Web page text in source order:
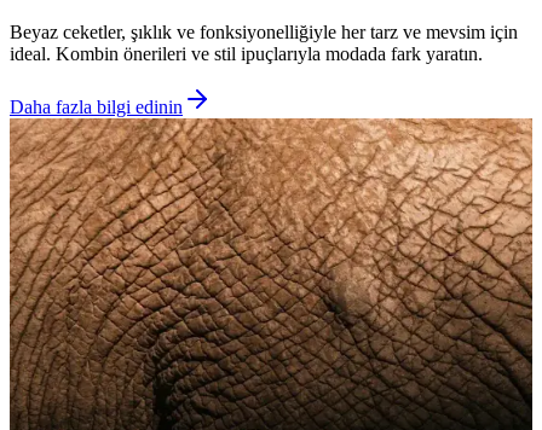
Beyaz ceketler, şıklık ve fonksiyonelliğiyle her tarz ve mevsim için
ideal. Kombin önerileri ve stil ipuçlarıyla modada fark yaratın.
Daha fazla bilgi edinin